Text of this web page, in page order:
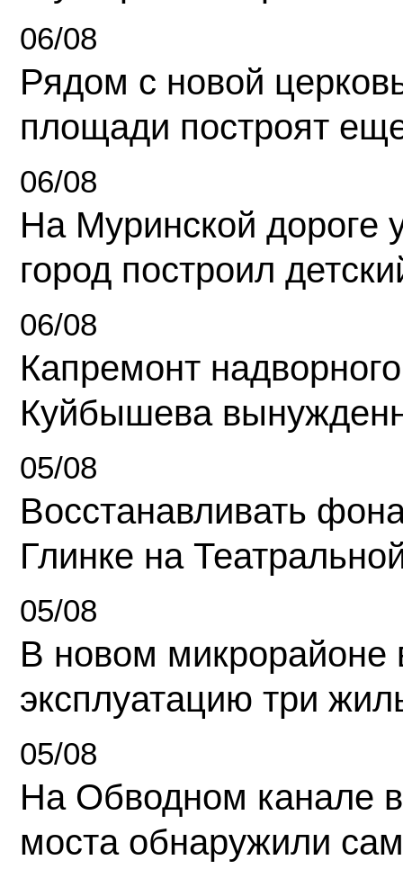
06/08
Рядом с новой
площади построят
06/08
На Муринской дороге
город построил
06/08
Капремонт
Куйбышева
05/08
Восстанавливать
Глинке на
05/08
В новом микрорайоне
эксплуатацию три
05/08
На Обводном канале
моста обнаружили